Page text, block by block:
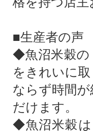
■生産者の声
◆魚沼米穀の
をきれいに
ならず時間
だけます。
◆魚沼米穀は